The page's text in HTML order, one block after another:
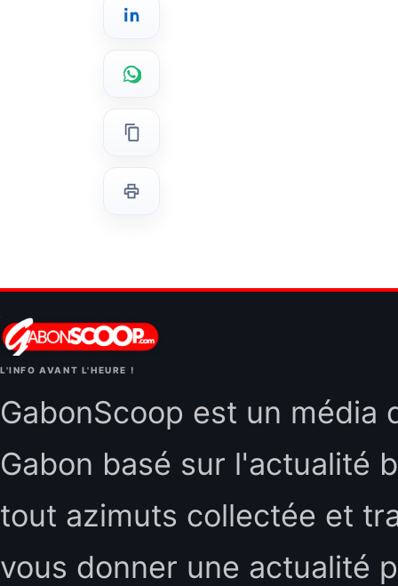
L'INFO AVANT L'HEURE !
GabonScoop est un média
Gabon basé sur l'actualité
tout azimuts collectée et
vous donner une actualité